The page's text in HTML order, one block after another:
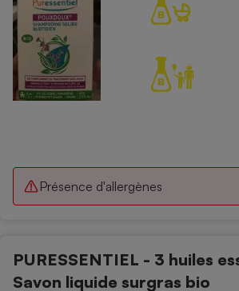
Présence d'allergènes
PURESSENTIEL - 3 huiles
Savon liquide surgras bio